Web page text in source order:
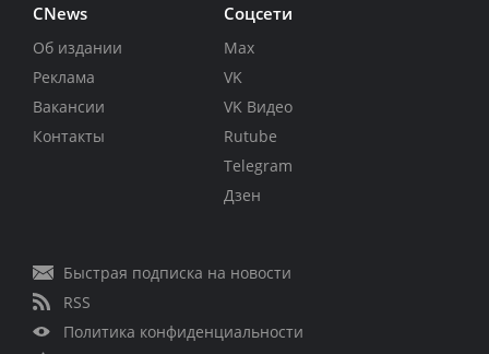
CNews
Об издании
Реклама
Вакансии
Контакты
Соцсети
Max
VK
VK Видео
Rutube
Telegram
Дзен
Быстрая подписка на новости
RSS
Политика конфиденциальности